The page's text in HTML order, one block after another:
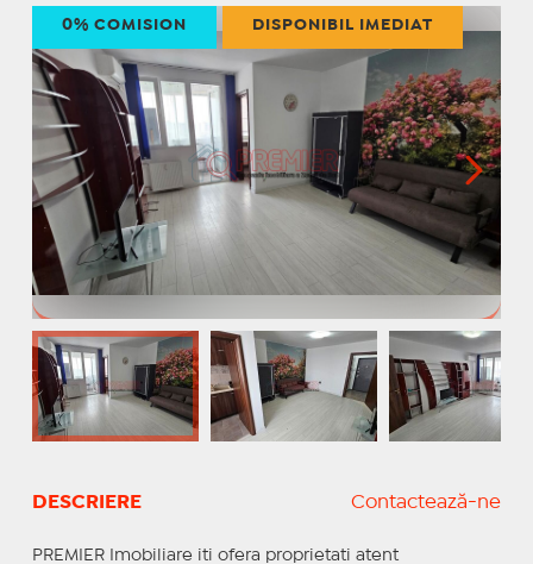
0% COMISION DISPONIBIL IMEDIAT
DESCRIERE Contactează-ne
PREMIER Imobiliare iti ofera proprietati atent